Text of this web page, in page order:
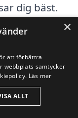
dig bäst.
utan
×
att förbättra
webbplats samtycker
Läs mer
ALLT